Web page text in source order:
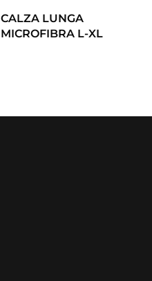
CALZA LUNGA
MICROFIBRA L-XL